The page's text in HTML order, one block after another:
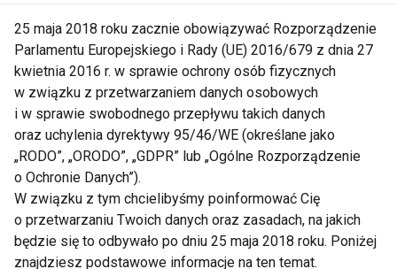
c) Masaże – niewątpliwą zaletą tego rozwiązania
jest przyjemność odczuwana przez pacjenta
połączona ze skutecznością masażu. Pozwala on
bowiem poprawić krążenie krwi, eliminować napięcie
mięśni, a w konsekwencji obniża odczuwanie bólu i
sztywności. O masaż możemy poprosić naszych
bliskich, jednak najlepiej umówić się na wizytę u
wykwalifikowanego fizjoterapeuty, który doskonale
zna anatomię naszego ciała i może precyzyjnie
25 maja 2018 roku zacznie obowiązywać Rozporządzenie
Parlamentu Europejskiego i Rady (UE) 2016/679 z dnia 27
kwietnia 2016 r. w sprawie ochrony osób fizycznych
w związku z przetwarzaniem danych osobowych
i w sprawie swobodnego przepływu takich danych
oraz uchylenia dyrektywy 95/46/WE (określane jako
„RODO”, „ORODO”, „GDPR” lub „Ogólne Rozporządzenie
o Ochronie Danych”).
W związku z tym chcielibyśmy poinformować Cię
o przetwarzaniu Twoich danych oraz zasadach, na jakich
będzie się to odbywało po dniu 25 maja 2018 roku. Poniżej
znajdziesz podstawowe informacje na ten temat.